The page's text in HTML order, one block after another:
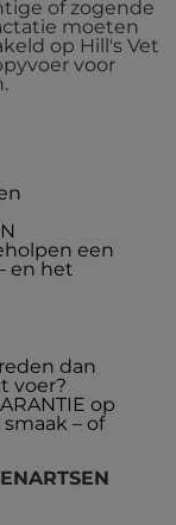
of zogende
moeten
op Hill's Vet
voor
een
en het
dan
voer?
op
– of